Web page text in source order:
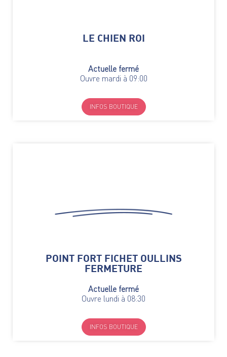
LE CHIEN ROI
Actuelle fermé
Ouvre mardi à 09:00
INFOS BOUTIQUE
POINT FORT FICHET OULLINS
FERMETURE
Actuelle fermé
Ouvre lundi à 08:30
INFOS BOUTIQUE